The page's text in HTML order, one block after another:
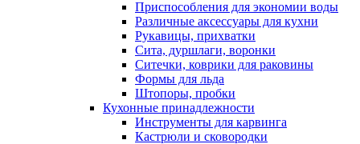
Приспособления для экономии воды
Различные аксессуары для кухни
Рукавицы, прихватки
Сита, дуршлаги, воронки
Ситечки, коврики для раковины
Формы для льда
Штопоры, пробки
Кухонные принадлежности
Инструменты для карвинга
Кастрюли и сковородки